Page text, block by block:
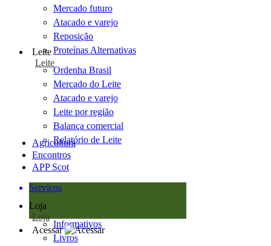
Mercado futuro
Atacado e varejo
Reposição
Proteínas Alternativas
Leite
Leite
Ordenha Brasil
Mercado do Leite
Atacado e varejo
Leite por região
Balança comercial
Relatório de Leite
Agricultura
Encontros
APP Scot
Serviços
Loja
Loja
Informativos
Livros
Acessar